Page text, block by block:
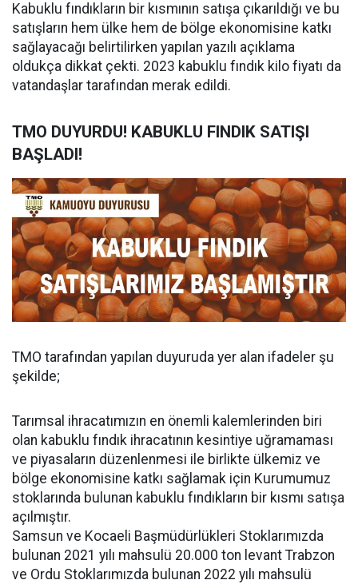
Kabuklu fındıkların bir kısmının satışa çıkarıldığı ve bu
satışların hem ülke hem de bölge ekonomisine katkı
sağlayacağı belirtilirken yapılan yazılı açıklama
oldukça dikkat çekti. 2023 kabuklu fındık kilo fiyatı da
vatandaşlar tarafından merak edildi.
TMO DUYURDU! KABUKLU FINDIK SATIŞI
BAŞLADI!
TMO tarafından yapılan duyuruda yer alan ifadeler şu
şekilde;
Tarımsal ihracatımızın en önemli kalemlerinden biri
olan kabuklu fındık ihracatının kesintiye uğramaması
ve piyasaların düzenlenmesi ile birlikte ülkemiz ve
bölge ekonomisine katkı sağlamak için Kurumumuz
stoklarında bulunan kabuklu fındıkların bir kısmı satışa
açılmıştır.
Samsun ve Kocaeli Başmüdürlükleri Stoklarımızda
bulunan 2021 yılı mahsulü 20.000 ton levant Trabzon
ve Ordu Stoklarımızda bulunan 2022 yılı mahsulü